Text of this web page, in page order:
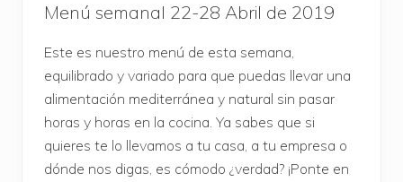
Menú semanal 22-28 Abril de 2019
Este es nuestro menú de esta semana,
equilibrado y variado para que puedas llevar una
alimentación mediterránea y natural sin pasar
horas y horas en la cocina. Ya sabes que si
quieres te lo llevamos a tu casa, a tu empresa o
dónde nos digas, es cómodo ¿verdad? ¡Ponte en